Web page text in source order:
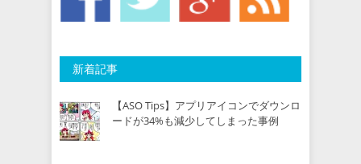
新着記事
【ASO Tips】アプリアイコンでダウンロ
ードが34%も減少してしまった事例